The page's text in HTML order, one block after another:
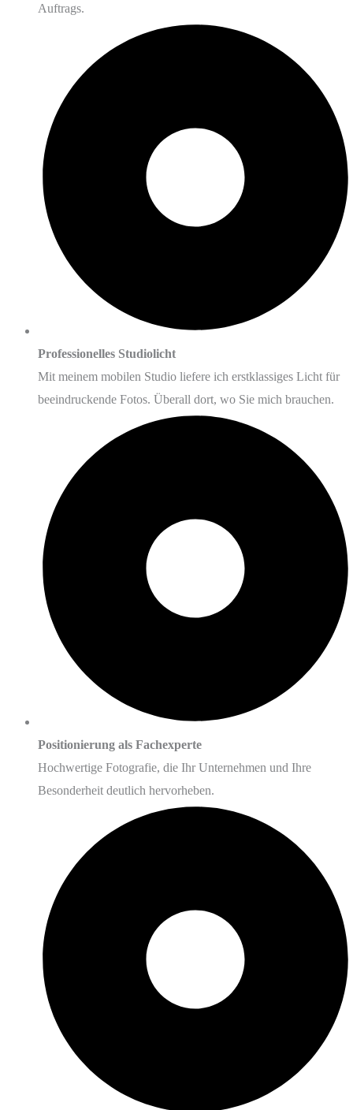
Auftrags.
Professionelles Studiolicht
Mit meinem mobilen Studio liefere ich erstklassiges Licht für
beeindruckende Fotos. Überall dort, wo Sie mich brauchen.
Positionierung als Fachexperte
Hochwertige Fotografie, die Ihr Unternehmen und Ihre
Besonderheit deutlich hervorheben.